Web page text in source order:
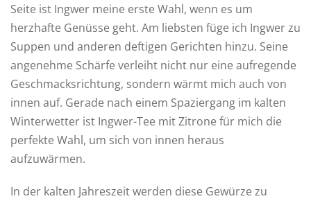
Seite ist Ingwer meine erste Wahl, wenn es um
herzhafte Genüsse geht. Am liebsten füge ich Ingwer zu
Suppen und anderen deftigen Gerichten hinzu. Seine
angenehme Schärfe verleiht nicht nur eine aufregende
Geschmacksrichtung, sondern wärmt mich auch von
innen auf. Gerade nach einem Spaziergang im kalten
Winterwetter ist Ingwer-Tee mit Zitrone für mich die
perfekte Wahl, um sich von innen heraus
aufzuwärmen.
In der kalten Jahreszeit werden diese Gewürze zu